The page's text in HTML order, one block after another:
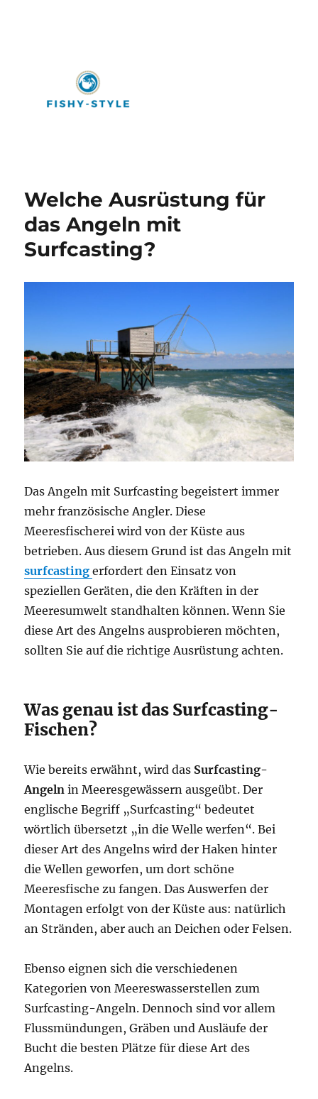
Welche Ausrüstung für
das Angeln mit
Surfcasting?
Das Angeln mit Surfcasting begeistert immer
mehr französische Angler. Diese
Meeresfischerei wird von der Küste aus
betrieben. Aus diesem Grund ist das Angeln mit
surfcasting erfordert den Einsatz von
speziellen Geräten, die den Kräften in der
Meeresumwelt standhalten können. Wenn Sie
diese Art des Angelns ausprobieren möchten,
sollten Sie auf die richtige Ausrüstung achten.
Was genau ist das Surfcasting-
Fischen?
Wie bereits erwähnt, wird das Surfcasting-
Angeln in Meeresgewässern ausgeübt. Der
englische Begriff „Surfcasting“ bedeutet
wörtlich übersetzt „in die Welle werfen“. Bei
dieser Art des Angelns wird der Haken hinter
die Wellen geworfen, um dort schöne
Meeresfische zu fangen. Das Auswerfen der
Montagen erfolgt von der Küste aus: natürlich
an Stränden, aber auch an Deichen oder Felsen.
Ebenso eignen sich die verschiedenen
Kategorien von Meereswasserstellen zum
Surfcasting-Angeln. Dennoch sind vor allem
Flussmündungen, Gräben und Ausläufe der
Bucht die besten Plätze für diese Art des
Angelns.